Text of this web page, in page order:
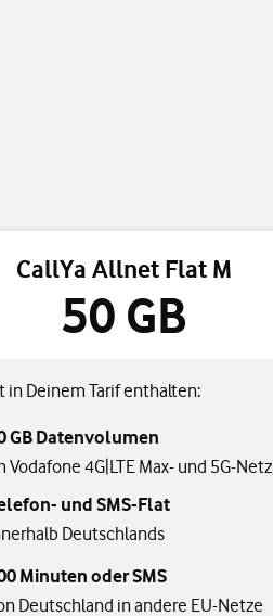
CallYa Allnet Flat M
50 GB
in Deinem Tarif enthalten:
GB Datenvolumen
Vodafone 4G|LTE Max- und 5G-Netz
und SMS-Flat
Deutschlands
Minuten oder SMS
Deutschland in andere EU-Netze